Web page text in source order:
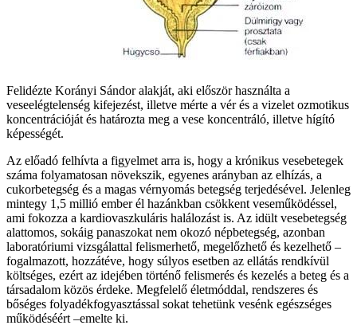
Felidézte Korányi Sándor alakját, aki először használta a
veseelégtelenség kifejezést, illetve mérte a vér és a vizelet ozmotikus
koncentrációját és határozta meg a vese koncentráló, illetve hígító
képességét.
Az előadó felhívta a figyelmet arra is, hogy a krónikus vesebetegek
száma folyamatosan növekszik, egyenes arányban az elhízás, a
cukorbetegség és a magas vérnyomás betegség terjedésével. Jelenleg
mintegy 1,5 millió ember él hazánkban csökkent veseműködéssel,
ami fokozza a kardiovaszkuláris halálozást is. Az idült vesebetegség
alattomos, sokáig panaszokat nem okozó népbetegség, azonban
laboratóriumi vizsgálattal felismerhető, megelőzhető és kezelhető –
fogalmazott, hozzátéve, hogy súlyos esetben az ellátás rendkívül
költséges, ezért az idejében történő felismerés és kezelés a beteg és a
társadalom közös érdeke. Megfelelő életmóddal, rendszeres és
bőséges folyadékfogyasztással sokat tehetünk vesénk egészséges
működéséért –emelte ki.